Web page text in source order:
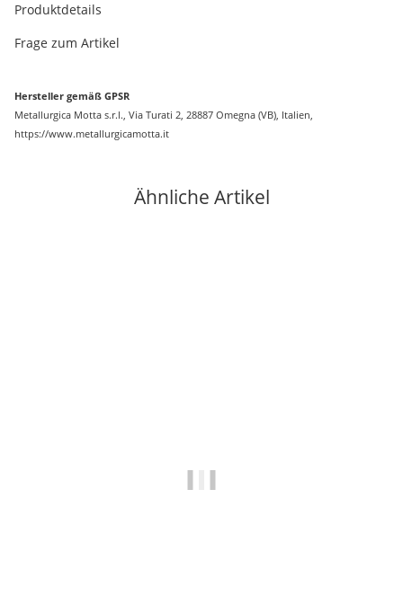
Produktdetails
Frage zum Artikel
Hersteller gemäß GPSR
Metallurgica Motta s.r.l., Via Turati 2, 28887 Omegna (VB), Italien,
https://www.metallurgicamotta.it
Ähnliche Artikel